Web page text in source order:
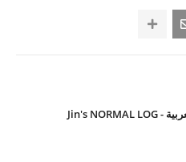
فلوق جين مترجم للعربية - Jin's NORMAL LOG